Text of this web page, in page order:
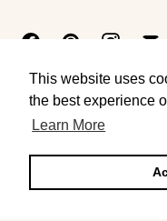
This website uses
the best experience
Learn More
This website uses
the best experience
Learn More
© 2026iamjai.